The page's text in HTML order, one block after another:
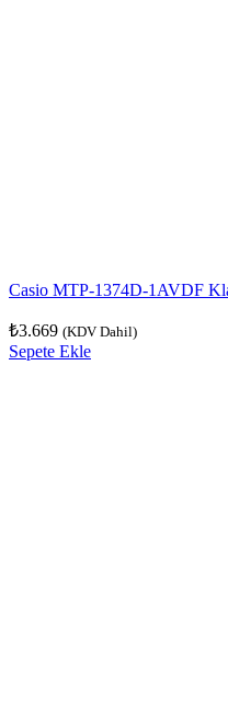
Casio MTP-1374D-1AVDF
₺3.669 (KDV Dahil)
Sepete Ekle